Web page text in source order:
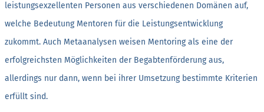
leistungsexzellenten Personen aus verschiedenen Domänen auf,
welche Bedeutung Mentoren für die Leistungsentwicklung
zukommt. Auch Metaanalysen weisen Mentoring als eine der
erfolgreichsten Möglichkeiten der Begabtenförderung aus,
allerdings nur dann, wenn bei ihrer Umsetzung bestimmte Kriterien
erfüllt sind.